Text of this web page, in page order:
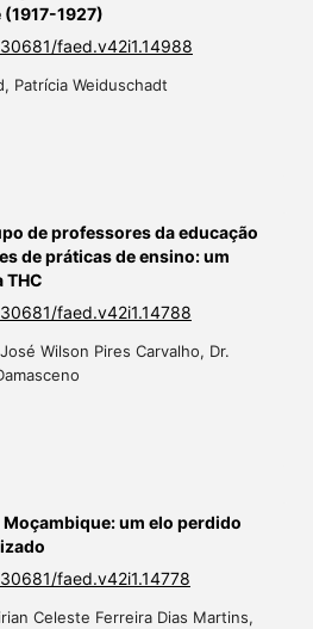
1927)
faed.v42i1.14988
Patrícia Weiduschadt
de professores da educação
de práticas de ensino: um
THC
faed.v42i1.14788
Wilson Pires Carvalho, Dr.
um elo perdido
faed.v42i1.14778
Celeste Ferreira Dias Martins,